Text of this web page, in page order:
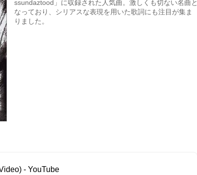
ssundaztood」に収録された人気曲。激しくも切ない名曲と
なっており、シリアスな表現を用いた歌詞にも注目が集ま
りました。
- YouTube